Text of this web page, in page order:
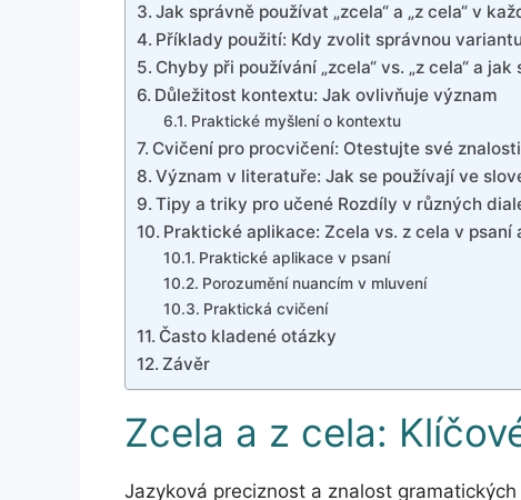
Jak správně používat „zcela“ a „z cela“ v
Příklady použití: Kdy zvolit správnou
Chyby při používání „zcela“ vs. „z cela“ a
Důležitost kontextu: Jak ovlivňuje význam
Praktické myšlení o kontextu
Cvičení pro procvičení: Otestujte své znalosti
Význam v literatuře: Jak se používají ve
Tipy a triky pro učené Rozdíly v různých
Praktické aplikace: Zcela vs. z cela v psaní
Praktické aplikace v psaní
Porozumění nuancím v mluvení
Praktická cvičení
Často kladené otázky
Závěr
Zcela a z cela:
Jazyková preciznost a znalost